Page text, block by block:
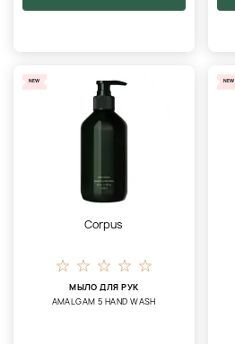
NEW
Corpus
МЫЛО ДЛЯ РУК
AMALGAM 5 HAND WASH
NEW